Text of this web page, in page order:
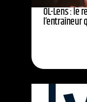
OL-Lens : le
l’entraîneur